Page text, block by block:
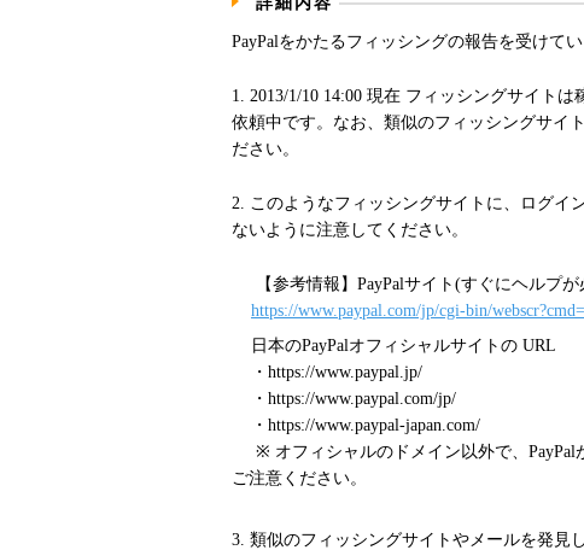
PayPalをかたるフィッシングの報告を受けてい
1. 2013/1/10 14:00 現在 フィッシングサイト
依頼中です。なお、類似のフィッシングサイ
ださい。
2. このようなフィッシングサイトに、ログイ
ないように注意してください。
【参考情報】PayPalサイト(すぐにヘルプが
https://www.paypal.com/jp/cgi-bin/
日本のPayPalオフィシャルサイトの URL
・https://www.paypal.jp/
・https://www.paypal.com/jp/
・https://www.paypal-japan.com/
※ オフィシャルのドメイン以外で、PayPal
ご注意ください。
3. 類似のフィッシングサイトやメールを発見